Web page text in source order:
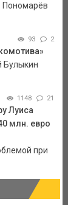
Пономарёв
93 2
Булыкин
1148 21
Луиса
млн. евро
при